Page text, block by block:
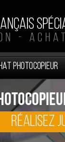
PHOTOCOPIEUR
RÉALISEZ